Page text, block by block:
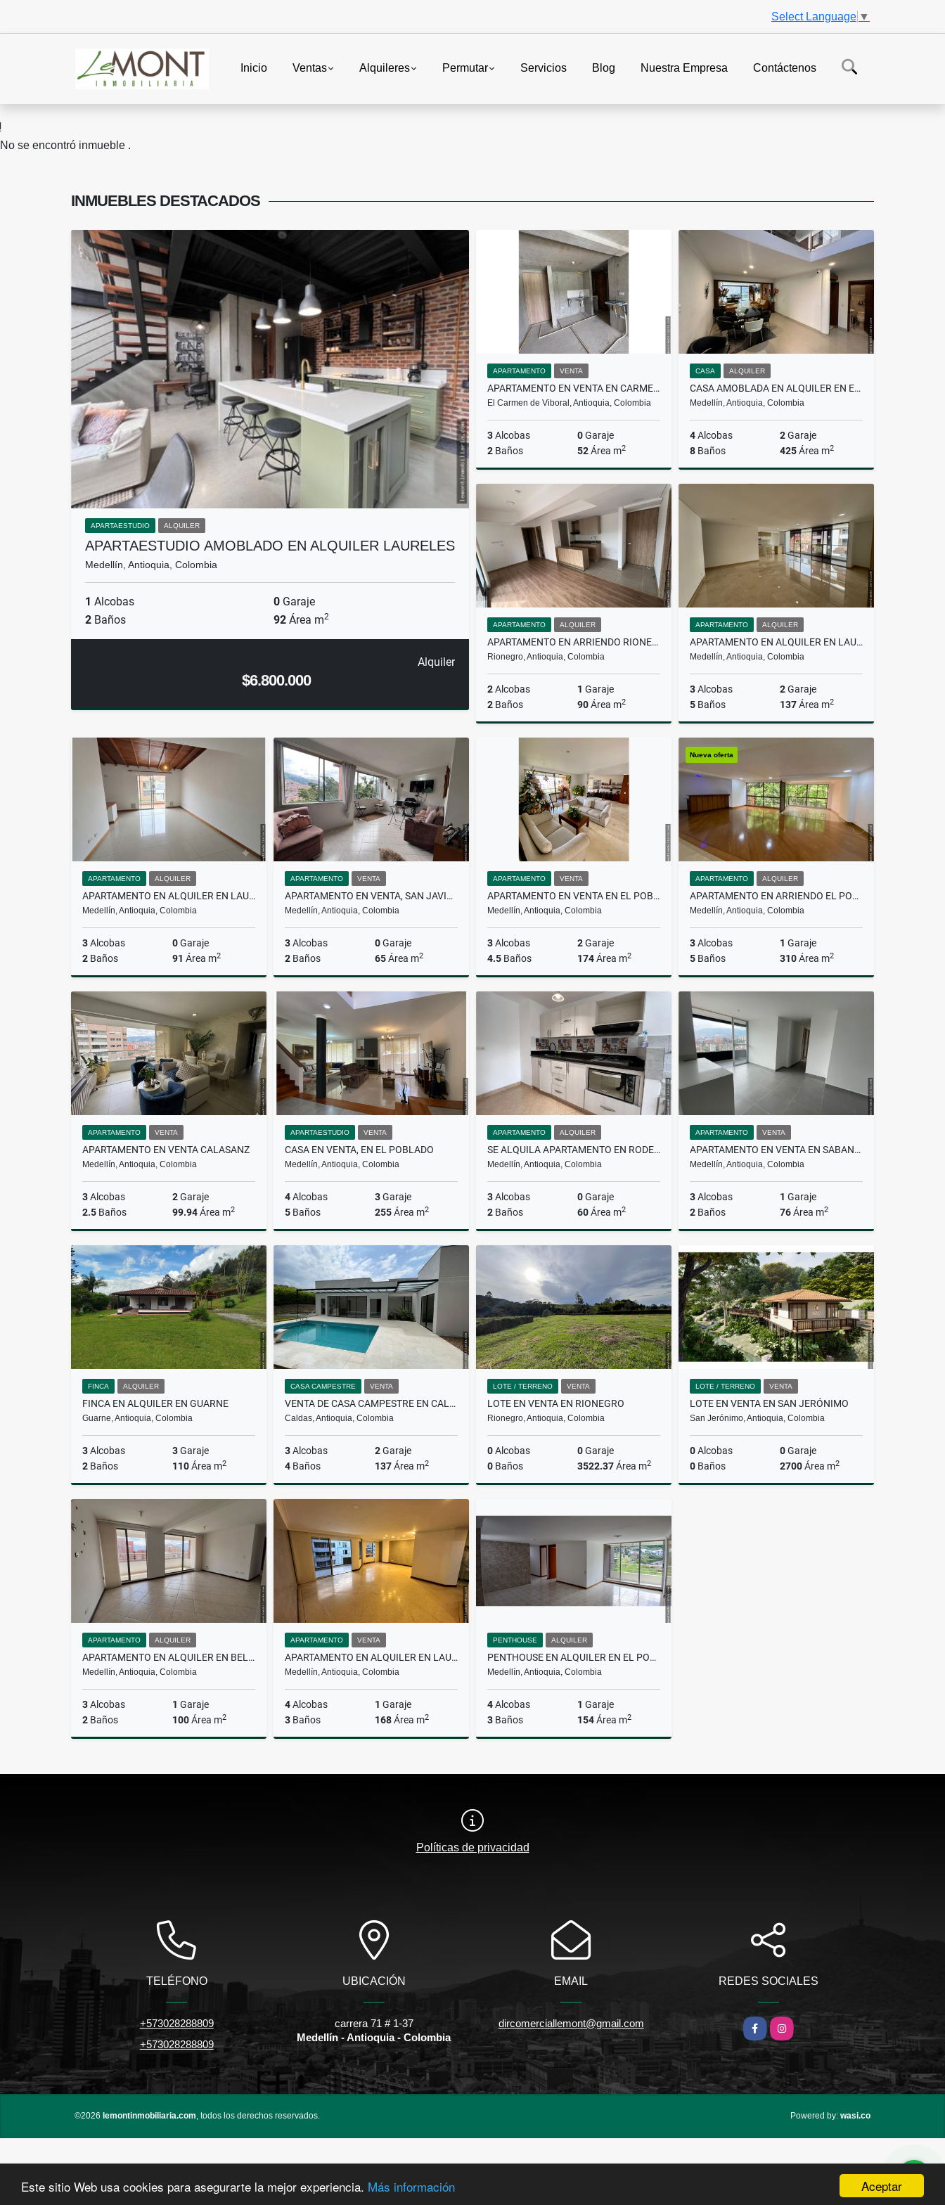
Aceptar
Este sitio Web usa cookies para asegurarte la mejor experiencia. Más información
Select Language ▼
Inicio Ventas Alquileres Permutar Servicios Blog Nuestra Empresa Contáctenos
No se encontró inmueble .
INMUEBLES DESTACADOS
APARTAESTUDIO ALQUILER
APARTAESTUDIO AMOBLADO EN ALQUILER LAURELES
Medellín, Antioquia, Colombia
1 Alcobas 0 Garaje
2 Baños 92 Área m2
Alquiler
$6.800.000
APARTAMENTO VENTA
APARTAMENTO EN VENTA EN CARMEN DEL VIBORAL
El Carmen de Viboral, Antioquia, Colombia
3Alcobas 0Garaje
2 Baños 52Área m2
$220.000.000
CASA ALQUILER
CASA AMOBLADA EN ALQUILER EN EL POBLADO
Medellín, Antioquia, Colombia
4Alcobas 2Garaje
8 Baños 425Área m2
APARTAMENTO ALQUILER
APARTAMENTO EN ARRIENDO RIONEGRO, ANTIOQUIA
Rionegro, Antioquia, Colombia
2Alcobas 1 Garaje
2 Baños 90Área m2
APARTAMENTO ALQUILER
APARTAMENTO EN ALQUILER EN LAURELES
Medellín, Antioquia, Colombia
3Alcobas 2Garaje
5 Baños 137Área m2
APARTAMENTO ALQUILER
APARTAMENTO EN ALQUILER EN LAURELES
Medellín, Antioquia, Colombia
3Alcobas 0Garaje
2 Baños 91 Área m2
$3.400.000
APARTAMENTO VENTA
APARTAMENTO EN VENTA, SAN JAVIER, MEDELLIN
Medellín, Antioquia, Colombia
3Alcobas 0Garaje
2 Baños 65Área m2
Venta
$330.000.000
APARTAMENTO VENTA
APARTAMENTO EN VENTA EN EL POBLADO
Medellín, Antioquia, Colombia
3Alcobas 2Garaje
4.5 Baños 174Área m2
Venta
$1.500.000.000
Nueva oferta
APARTAMENTO ALQUILER
APARTAMENTO EN ARRIENDO EL POBLADO, MEDELLIN
Medellín, Antioquia, Colombia
3Alcobas 1 Garaje
5 Baños 310Área m2
APARTAMENTO VENTA
APARTAMENTO EN VENTA CALASANZ
Medellín, Antioquia, Colombia
3Alcobas 2Garaje
2.5 Baños 99.94Área m2
Venta
$850.000.000
APARTAESTUDIO VENTA
CASA EN VENTA, EN EL POBLADO
Medellín, Antioquia, Colombia
4Alcobas 3Garaje
5 Baños 255Área m2
Venta
$1.800.000.000
APARTAMENTO ALQUILER
SE ALQUILA APARTAMENTO EN RODEO ALTO
Medellín, Antioquia, Colombia
3Alcobas 0Garaje
2 Baños 60Área m2
APARTAMENTO VENTA
APARTAMENTO EN VENTA EN SABANETA
Medellín, Antioquia, Colombia
3Alcobas 1 Garaje
2 Baños 76Área m2
Venta
$620.000.000
FINCA ALQUILER
FINCA EN ALQUILER EN GUARNE
Guarne, Antioquia, Colombia
3Alcobas 3Garaje
2 Baños 110Área m2
$4.000.000
CASA CAMPESTRE VENTA
VENTA DE CASA CAMPESTRE EN CALDAS
Caldas, Antioquia, Colombia
3Alcobas 2Garaje
4 Baños 137Área m2
Venta
LOTE / TERRENO VENTA
LOTE EN VENTA EN RIONEGRO
Rionegro, Antioquia, Colombia
0Alcobas 0Garaje
0 Baños 3522.37Área m2
$1.400.000.000
LOTE / TERRENO VENTA
LOTE EN VENTA EN SAN JERÓNIMO
San Jerónimo, Antioquia, Colombia
0Alcobas 0Garaje
0 Baños 2700Área m2
APARTAMENTO ALQUILER
APARTAMENTO EN ALQUILER EN BELÉN
Medellín, Antioquia, Colombia
3Alcobas 1 Garaje
2 Baños 100Área m2
$3.900.000
APARTAMENTO VENTA
APARTAMENTO EN ALQUILER EN LAURELES
Medellín, Antioquia, Colombia
4Alcobas 1 Garaje
3 Baños 168Área m2
$700.000.000
PENTHOUSE ALQUILER
PENTHOUSE EN ALQUILER EN EL POBLADO
Medellín, Antioquia, Colombia
4Alcobas 1 Garaje
3 Baños 154Área m2
$5.000.000
Políticas de privacidad
TELÉFONO
+573028288809
+573028288809
UBICACIÓN
carrera 71 # 1-37
Medellín - Antioquia - Colombia
EMAIL
dircomerciallemont@gmail.com
REDES SOCIALES
Facebook
Instagram
©2026 lemontinmobiliaria.com, todos los derechos reservados. Powered by: wasi.co